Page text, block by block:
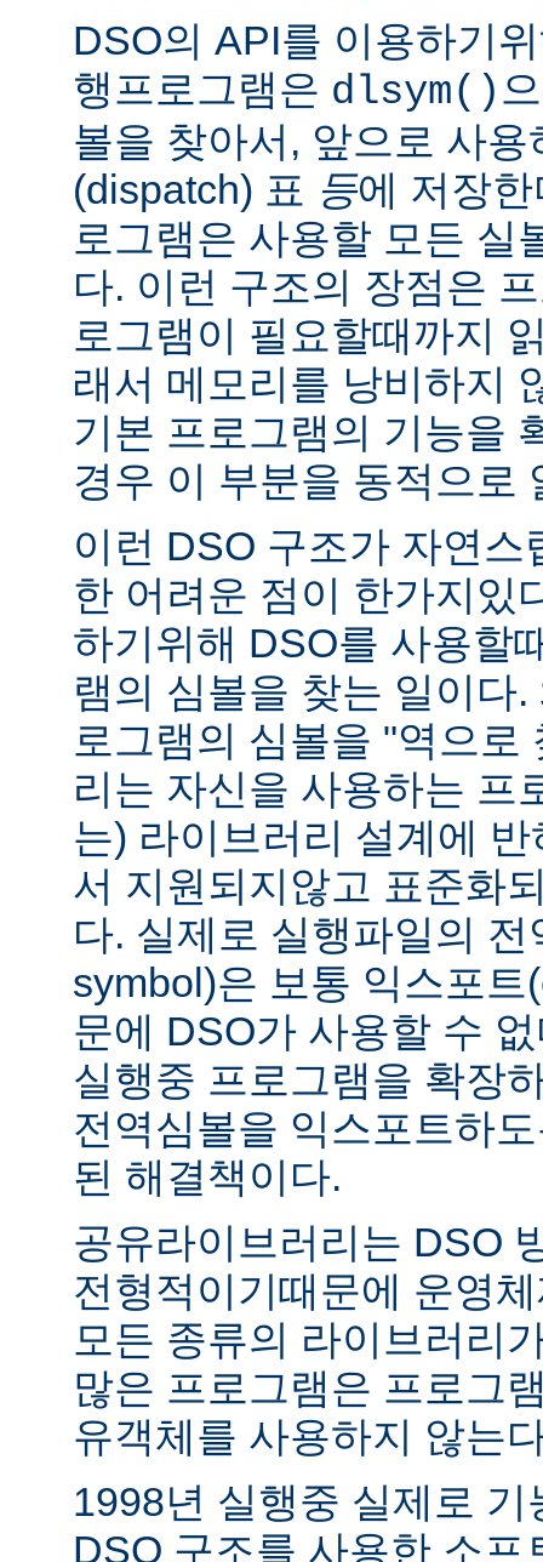
DSO의 API를 이용하기
행프로그램은 dlsym()
볼을 찾아서, 앞으로 사
(dispatch) 표 등에 저장
로그램은 사용할 모든 실
다. 이런 구조의 장점은
로그램이 필요할때까지
래서 메모리를 낭비하지
기본 프로그램의 기능을
경우 이 부분을 동적으로
이런 DSO 구조가 자연
한 어려운 점이 한가지있
하기위해 DSO를 사용할
램의 심볼을 찾는 일이다
로그램의 심볼을 "역으로
리는 자신을 사용하는 프
는) 라이브러리 설계에
서 지원되지않고 표준화
다. 실제로 실행파일의
symbol)은 보통 익스포
문에 DSO가 사용할 수
실행중 프로그램을 확장
전역심볼을 익스포트하
된 해결책이다.
공유라이브러리는 DSO
전형적이기때문에 운영
모든 종류의 라이브러리
많은 프로그램은 프로그
유객체를 사용하지 않는
1998년 실행중 실제로
DSO 구조를 사용한 소